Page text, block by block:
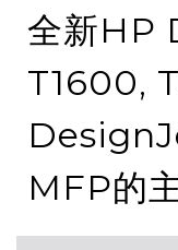
全新HP
T1600,
MFP的